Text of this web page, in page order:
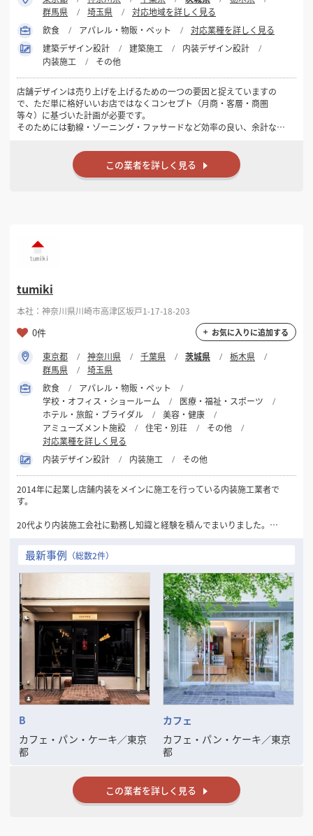
群馬県
埼玉県
対応地域を詳しく見る
飲食
アパレル・物販・ペット
対応業種を詳しく見る
建築デザイン設計
建築施工
内装デザイン設計
内装施工
その他
店舗デザインは売り上げを上げるための一つの要因と捉えていますの
で、ただ単に格好いいお店ではなくコンセプト（月商・客層・商圏
等々）に基づいた計画が必要です。
そのためには動線・ゾーニング・ファサードなど効率の良い、余計な予
木や古材・古建具・和紙・レトロガラスなど素材が持つ“味”を活かしな
がら何か懐かしさを感じるアンティークな手造り空間がお好みでしたら
この業者を詳しく見る
tumiki
本社：神奈川県川崎市高津区坂戸1-17-18-203
0件 お気に入りに追加する
東京都 神奈川県 千葉県 茨城県
栃木県
群馬県
埼玉県
飲食
アパレル・物販・ペット
学校・オフィス・ショールーム
医療・福祉・スポーツ
ホテル・旅館・ブライダル
美容・健康
アミューズメント施設
住宅・別荘
その他
対応業種を詳しく見る
内装デザイン設計
内装施工 その他
2014年に起業し店舗内装をメインに施工を行っている内装施工業者で
す。
20代より内装施工会社に勤務し知識と経験を積んでまいりました。
積算、現場管理までの業務を任されておりました。
その経験を活かす為、2014年に独立起業致しました。
飲食店・物販店・事務所まで全ての業種の施工をお請けすることができ
ます。
提携設計者もおりますので、設計からのご依頼も対応可能です。
また近年ではマンションのリノベーション工事も行っております。
店舗施工で経た技術と経験により、施主様には大変好評をいただいてお
ります。
常に質の高い空間作りを目指しておりますので、必ずご満足頂けると思
います。
最新事例 （総数2件）
B
カフェ・パン・ケーキ／東京
都
カフェ
カフェ・パン・ケーキ／東京
都
この業者を詳しく見る